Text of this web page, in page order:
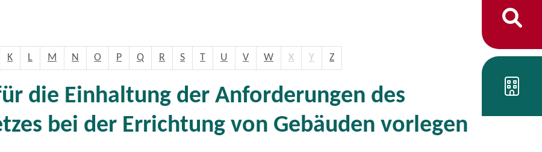
K L M N O P Q R S T U V W X Y Z
die Einhaltung der Anforderungen des
bei der Errichtung von Gebäuden vorlegen